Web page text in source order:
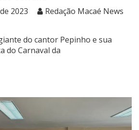
2023
Redação Macaé News
do cantor Pepinho e sua
do Carnaval da